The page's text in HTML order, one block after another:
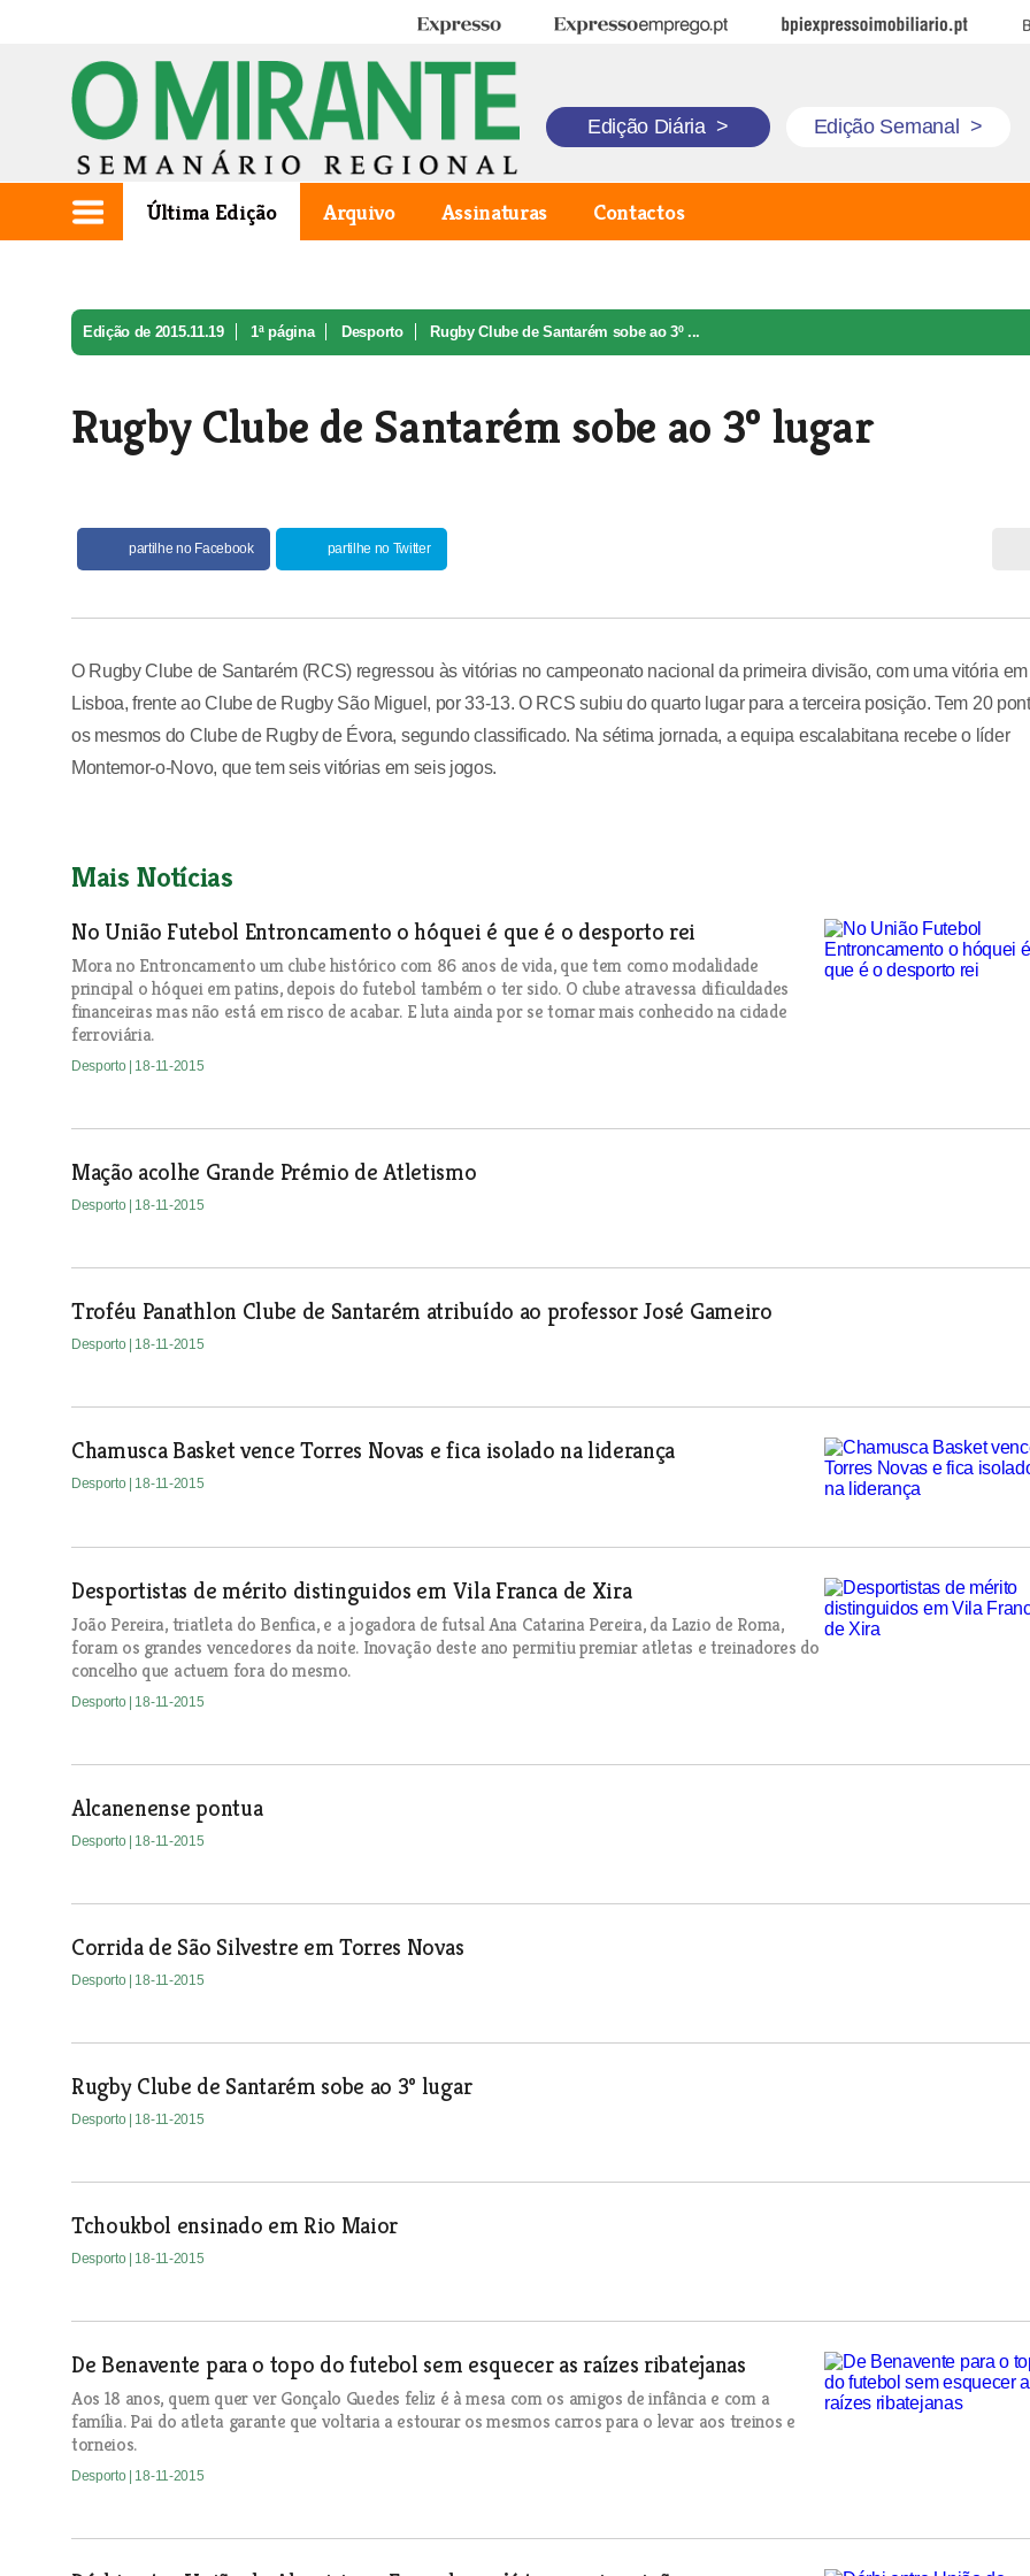
Expresso Expresso Emprego BPI Expresso Imobiliário
Edição Diária > Edição Semanal >
Última Edição Arquivo Assinaturas Contactos
Edição de 2015.11.19 1ª página Desporto Rugby Clube de Santarém sobe ao 3º ...
Rugby Clube de Santarém sobe ao 3º lugar
partilhe no Facebook partilhe no Twitter
O Rugby Clube de Santarém (RCS) regressou às vitórias no campeonato nacional da primeira divisão, com uma vitória em
Lisboa, frente ao Clube de Rugby São Miguel, por 33-13. O RCS subiu do quarto lugar para a terceira posição. Tem 20
os mesmos do Clube de Rugby de Évora, segundo classificado. Na sétima jornada, a equipa escalabitana recebe o líder
Montemor-o-Novo, que tem seis vitórias em seis jogos.
Mais Notícias
No União Futebol Entroncamento o hóquei é que é o desporto rei
Mora no Entroncamento um clube histórico com 86 anos de vida, que tem como modalidade
principal o hóquei em patins, depois do futebol também o ter sido. O clube atravessa dificuldades
financeiras mas não está em risco de acabar. E luta ainda por se tornar mais conhecido na cidade
ferroviária.
Desporto | 18-11-2015
Mação acolhe Grande Prémio de Atletismo
Desporto | 18-11-2015
Troféu Panathlon Clube de Santarém atribuído ao professor José Gameiro
Desporto | 18-11-2015
Chamusca Basket vence Torres Novas e fica isolado na liderança
Desporto | 18-11-2015
Desportistas de mérito distinguidos em Vila Franca de Xira
João Pereira, triatleta do Benfica, e a jogadora de futsal Ana Catarina Pereira, da Lazio de Roma,
foram os grandes vencedores da noite. Inovação deste ano permitiu premiar atletas e treinadores do
concelho que actuem fora do mesmo.
Desporto | 18-11-2015
Alcanenense pontua
Desporto | 18-11-2015
Corrida de São Silvestre em Torres Novas
Desporto | 18-11-2015
Rugby Clube de Santarém sobe ao 3º lugar
Desporto | 18-11-2015
Tchoukbol ensinado em Rio Maior
Desporto | 18-11-2015
De Benavente para o topo do futebol sem esquecer as raízes ribatejanas
Aos 18 anos, quem quer ver Gonçalo Guedes feliz é à mesa com os amigos de infância e com a
família. Pai do atleta garante que voltaria a estourar os mesmos carros para o levar aos treinos e
torneios.
Desporto | 18-11-2015